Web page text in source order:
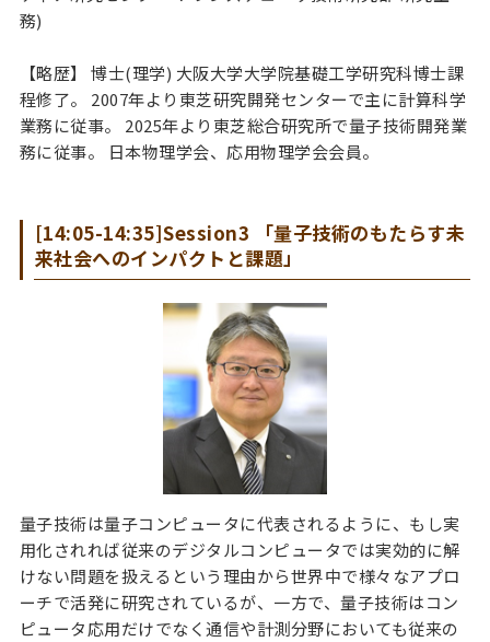
務)
【略歴】 博士(理学) 大阪大学大学院基礎工学研究科博士課
程修了。 2007年より東芝研究開発センターで主に計算科学
業務に従事。 2025年より東芝総合研究所で量子技術開発業
務に従事。 日本物理学会、応用物理学会会員。
[14:05-14:35]Session3 「量子技術のもたらす未
来社会へのインパクトと課題」
量子技術は量子コンピュータに代表されるように、もし実
用化されれば従来のデジタルコンピュータでは実効的に解
けない問題を扱えるという理由から世界中で様々なアプロ
ーチで活発に研究されているが、一方で、量子技術はコン
ピュータ応用だけでなく通信や計測分野においても従来の